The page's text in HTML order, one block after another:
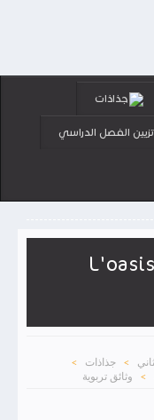
جذاذات
تزيين الفصل الدراسي
> جذاذات >
> وثائق تربوية